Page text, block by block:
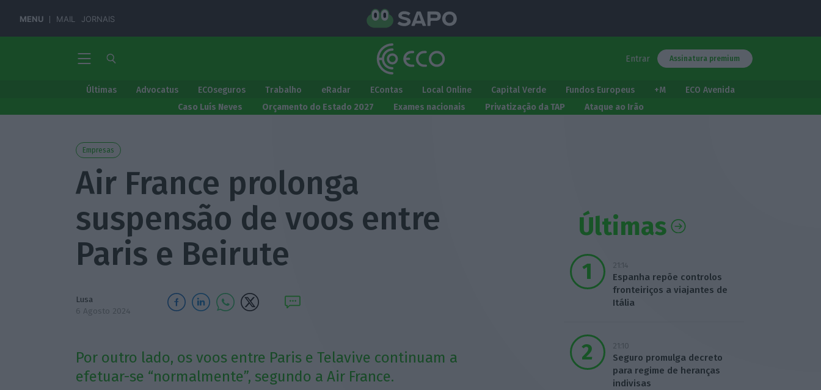
MENU MAIL JORNAIS
Entrar Assinatura premium
Últimas Advocatus ECOseguros Trabalho eRadar EContas Local Online Capital Verde Fundos Europeus +M
ECO Avenida
Caso Luís Neves
Orçamento do Estado 2027 Exames nacionais Privatização da TAP Ataque ao Irão
Empresas
Air France prolonga
suspensão de voos entre
Paris e Beirute
Lusa
6 Agosto 2024
Por outro lado, os voos entre Paris e Telavive continuam a
efetuar-se “normalmente”, segundo a Air France.
Últimas
21:14
Espanha repõe controlos
fronteiriços a viajantes de
Itália
21:10
Seguro promulga decreto
para regime de heranças
indivisas